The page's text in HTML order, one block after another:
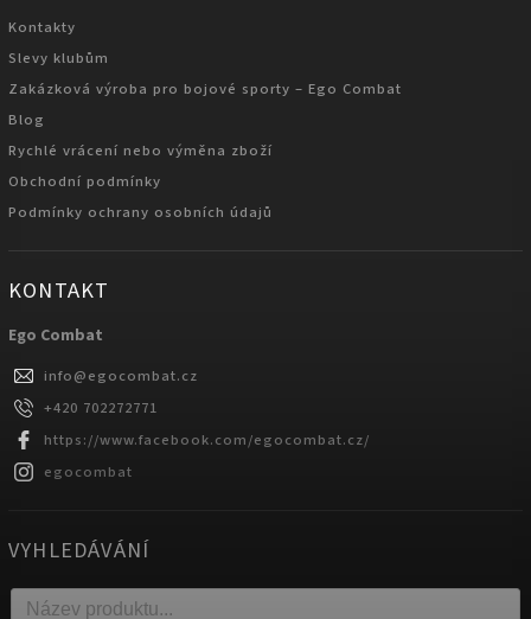
Kontakty
Slevy klubům
Zakázková výroba pro bojové sporty – Ego Combat
Blog
Rychlé vrácení nebo výměna zboží
Obchodní podmínky
Podmínky ochrany osobních údajů
KONTAKT
Ego Combat
info@egocombat.cz
+420 702272771
https://www.facebook.com/egocombat.cz/
egocombat
VYHLEDÁVÁNÍ